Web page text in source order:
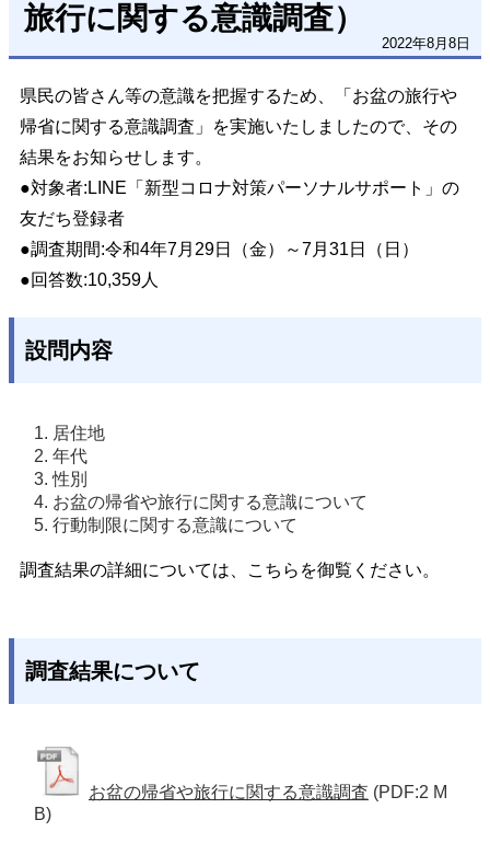
旅行に関する意識調査）
2022年8月8日
県民の皆さん等の意識を把握するため、「 お盆の旅行や
帰省に関する意識調査 」を実施いたしましたので、その
結果をお知らせします。
●対象者:LINE 「新型コロナ対策パーソナルサポート」 の
友だち登録者
●調査期間:令和4年7月29日（金）～7月31日（日）
●回答数:10,359人
設問内容
居住地
年代
性別
お盆の帰省や旅行に関する意識について
行動制限に関する意識について
調査結果の詳細については、こちらを御覧ください。
調査結果について
お盆の帰省や旅行に関する意識調査 (PDF:2 M
B)